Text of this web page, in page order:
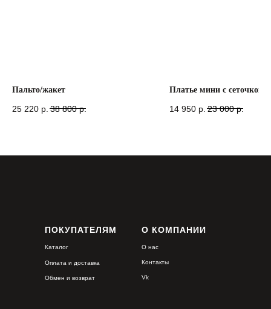
Пальто/жакет
25 220 р. 38 800 р.
Платье мини с сеточкой
14 950 р. 23 000 р.
ПОКУПАТЕЛЯМ
Каталог
Оплата и доставка
Обмен и возврат
О КОМПАНИИ
О нас
Контакты
Vk